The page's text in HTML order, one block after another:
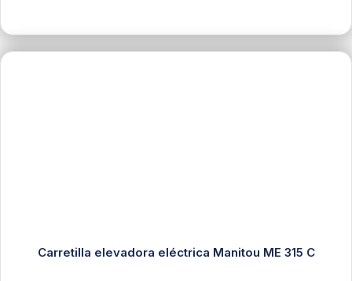
Carretilla elevadora eléctrica Manitou ME 315 C